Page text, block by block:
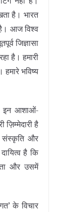
है। भारत
आज विश्व
जिज्ञासा
है। हमारी
भविष्य
इन आशाओं-
है
संस्कृति और
है कि
और उसमें
के विचार